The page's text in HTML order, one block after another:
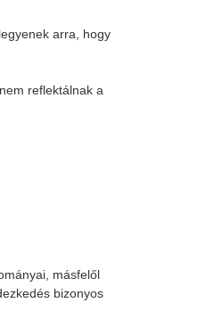
arra, hogy
reflektálnak a
másfelől
bizonyos